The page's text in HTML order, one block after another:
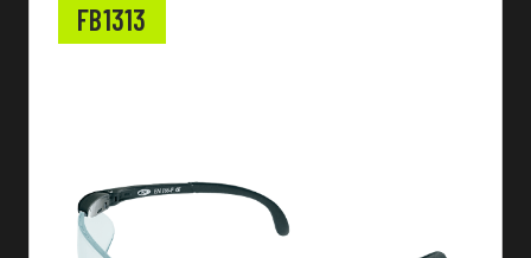
FB1313